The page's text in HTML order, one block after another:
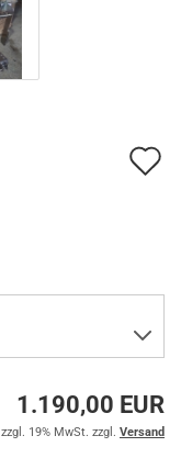
1.190,00 EUR
zzgl. 19% MwSt. zzgl. Versand